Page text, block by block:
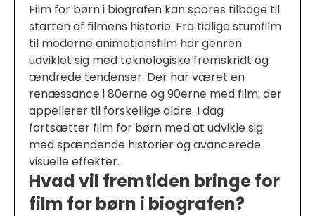
Film for børn i biografen kan spores tilbage til
starten af filmens historie. Fra tidlige stumfilm
til moderne animationsfilm har genren
udviklet sig med teknologiske fremskridt og
ændrede tendenser. Der har været en
renæssance i 80erne og 90erne med film, der
appellerer til forskellige aldre. I dag
fortsætter film for børn med at udvikle sig
med spændende historier og avancerede
visuelle effekter.
Hvad vil fremtiden bringe for
film for børn i biografen?